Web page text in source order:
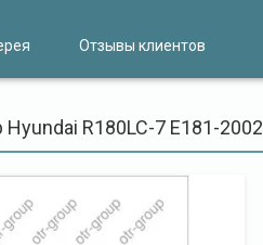
Отзывы клиентов
R180LC-7 E181-2002